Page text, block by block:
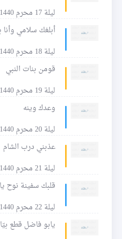
ليلة 17 محرم 1440 للهجرة
أبلغك سلامي
ليلة 18 محرم 1440 للهجرة
قومن بنات النبي
ليلة 19 محرم 1440 للهجرة
وعدك وينه
ليلة 20 محرم 1440 للهجرة
عذبني درب الشام
ليلة 21 محرم 1440 للهجرة
قلبك سفينة نوح
ليلة 22 محرم 1440 للهجرة
يابو فاضل قطع